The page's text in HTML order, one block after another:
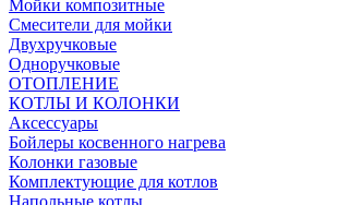
Мойки композитные
Смесители для мойки
Двухручковые
Одноручковые
ОТОПЛЕНИЕ
КОТЛЫ И КОЛОНКИ
Аксессуары
Бойлеры косвенного нагрева
Колонки газовые
Комплектующие для котлов
Напольные котлы